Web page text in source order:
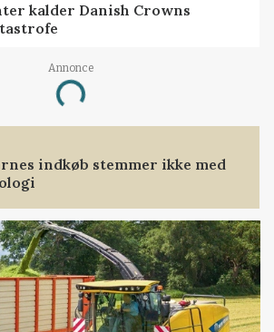
kalder Danish Crowns
Annonce
Loading...
indkøb stemmer ikke med